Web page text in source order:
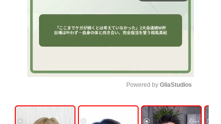
U
n
Powered by GliaStudios